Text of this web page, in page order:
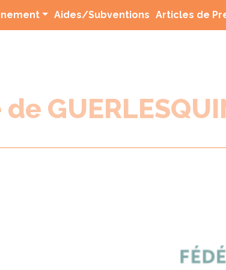
Aides/Subventions (current)
Articles de